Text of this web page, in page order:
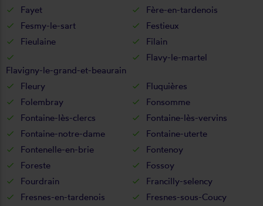
Fayet
Fère-en-tardenois
Fesmy-le-sart
Festieux
Fieulaine
Filain
Flavigny-le-grand-et-beaurain
Flavy-le-martel
Fleury
Fluquières
Folembray
Fonsomme
Fontaine-lès-clercs
Fontaine-lès-vervins
Fontaine-notre-dame
Fontaine-uterte
Fontenelle-en-brie
Fontenoy
Foreste
Fossoy
Fourdrain
Francilly-selency
Fresnes-en-tardenois
Fresnes-sous-Coucy